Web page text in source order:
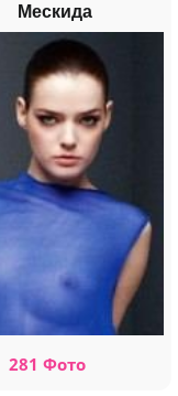
Мескида
281 Фото